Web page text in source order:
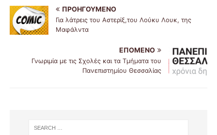
ΠΡΟΗΓΟΎΜΕΝΟ
Για λάτρεις του Αστερίξ,του Λούκυ Λουκ, της
Μαφάλντα
ΕΠΌΜΕΝΟ
Γνωριμία με τις Σχολές και τα Τμήματα του
Πανεπιστημίου Θεσσαλίας